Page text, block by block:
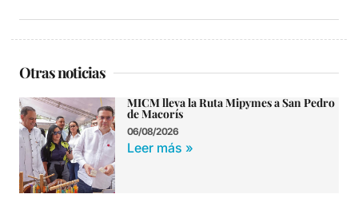
Otras noticias
MICM lleva la Ruta Mipymes a San Pedro
de Macorís
06/08/2026
Leer más »